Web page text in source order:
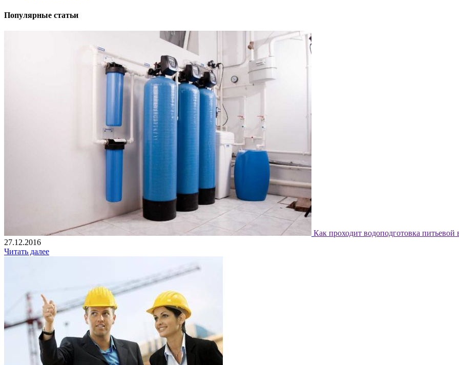
Популярные статьи
Как проходит водоподготовка питьевой
27.12.2016
Читать далее